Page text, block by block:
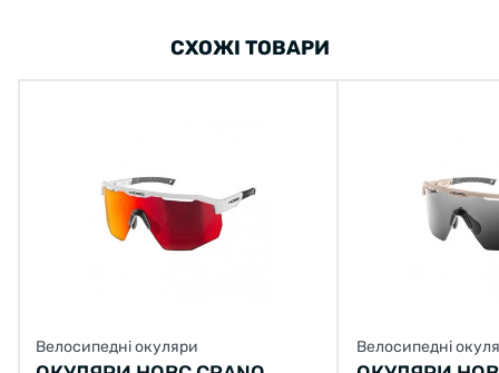
СХОЖІ ТОВАРИ
Велосипедні окуляри Велосипедні